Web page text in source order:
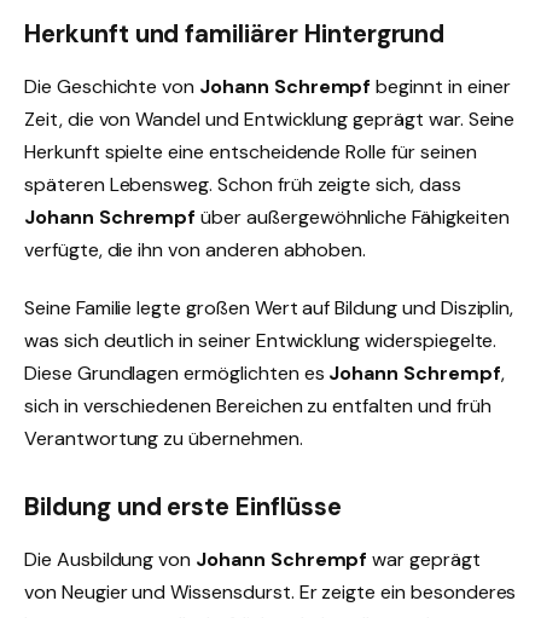
Herkunft und familiärer Hintergrund
Die Geschichte von Johann Schrempf beginnt in einer
Zeit, die von Wandel und Entwicklung geprägt war. Seine
Herkunft spielte eine entscheidende Rolle für seinen
späteren Lebensweg. Schon früh zeigte sich, dass
Johann Schrempf über außergewöhnliche Fähigkeiten
verfügte, die ihn von anderen abhoben.
Seine Familie legte großen Wert auf Bildung und Disziplin,
was sich deutlich in seiner Entwicklung widerspiegelte.
Diese Grundlagen ermöglichten es Johann Schrempf,
sich in verschiedenen Bereichen zu entfalten und früh
Verantwortung zu übernehmen.
Bildung und erste Einflüsse
Die Ausbildung von Johann Schrempf war geprägt
von Neugier und Wissensdurst. Er zeigte ein besonderes